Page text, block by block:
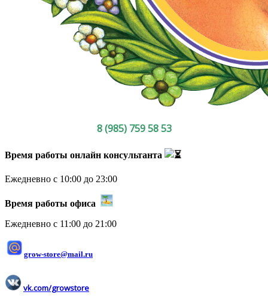
8 (985) 759 58 53
Время работы онлайн консультанта
Ежедневно с 10:00 до 23:00
Время работы офиса
Ежедневно с 11:00 до 21:00
grow-store@mail.ru
vk.com/growstore